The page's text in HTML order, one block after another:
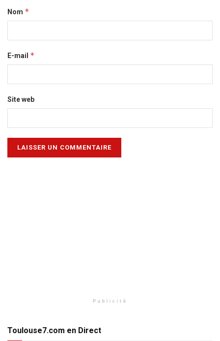
Nom *
E-mail *
Site web
Publicité
Toulouse7.com en Direct